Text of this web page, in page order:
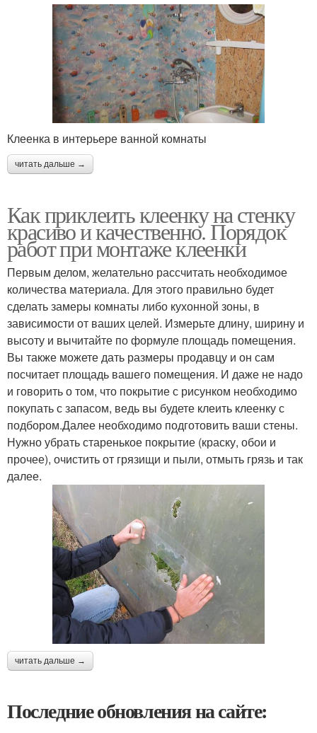
Клеенка в интерьере ванной комнаты
читать дальше →
Как приклеить клеенку на стенку
красиво и качественно. Порядок
работ при монтаже клеенки
Первым делом, желательно рассчитать необходимое
количества материала. Для этого правильно будет
сделать замеры комнаты либо кухонной зоны, в
зависимости от ваших целей. Измерьте длину, ширину и
высоту и вычитайте по формуле площадь помещения.
Вы также можете дать размеры продавцу и он сам
посчитает площадь вашего помещения. И даже не надо
и говорить о том, что покрытие с рисунком необходимо
покупать с запасом, ведь вы будете клеить клеенку с
подбором.Далее необходимо подготовить ваши стены.
Нужно убрать старенькое покрытие (краску, обои и
прочее), очистить от грязищи и пыли, отмыть грязь и так
далее.
читать дальше →
Последние обновления на сайте: